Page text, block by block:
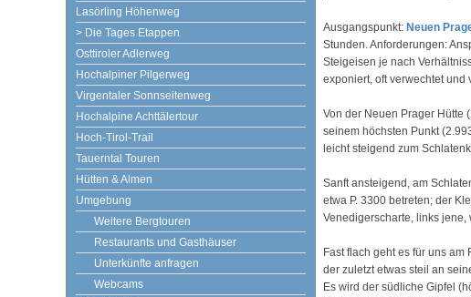
Lasörling Höhenweg
> Die Tages Etappen
Osttiroler Adlerweg
Hochalpiner Pilgerweg
Virgentaler Sonnseitenweg
Hochalpine Achttälertour
Hoch-Tirol-Trail
Tauerntal Touren
Hütten & Almen
Umgebung
Weitere Bergtouren
Restaurants und Gasthäuser
Unterkünfte anfragen
Webcams
Ausgangspunkt: Neuen
Stunden. Anforderungen:
Steigeisen je nach
exponiert, oft verwechtet und
Von der Neuen Prager Hütte
seinem höchsten Punkt
leicht steigend zum
Sanft ansteigend, am
etwa P. 3300 betreten; der
Venedigerscharte, links
Fast flach geht es für uns
der zuletzt etwas steil an
Es wird der südliche Gipfel